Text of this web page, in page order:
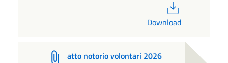
Download
atto notorio volontari 2026